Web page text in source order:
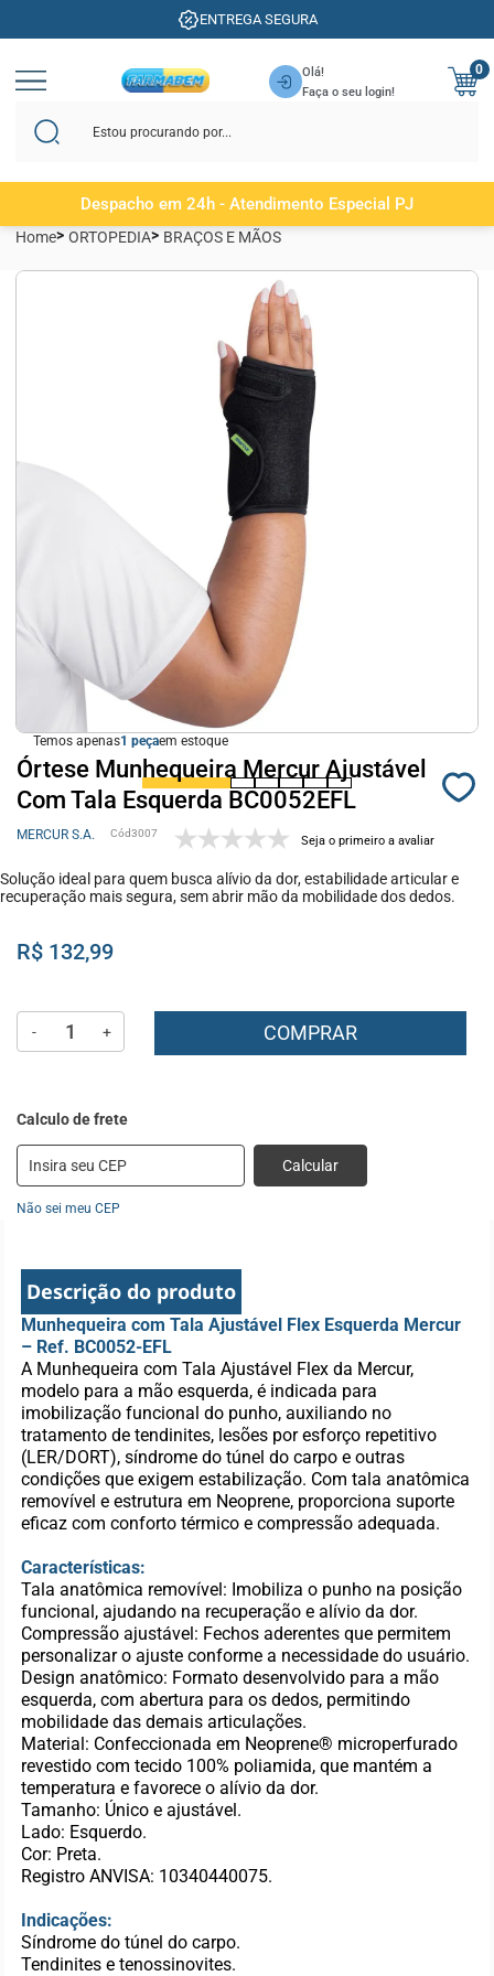
ENTREGA SEGURA
Olá!
Faça o seu login!
0
Despacho em 24h - Atendimento Especial PJ
Home ORTOPEDIA BRAÇOS E MÃOS
Temos apenas1 em estoque
Órtese Munhequeira Mercur Ajustável
Com Tala Esquerda BC0052EFL
MERCUR S.A. 3007 Seja o primeiro a avaliar
Solução ideal para quem busca alívio da dor, estabilidade articular e
recuperação mais segura, sem abrir mão da mobilidade dos dedos.
R$ 132,99
- + COMPRAR
Calcular
Não sei meu CEP
Descrição do produto
Munhequeira com Tala Ajustável Flex Esquerda Mercur
– Ref. BC0052-EFL
A Munhequeira com Tala Ajustável Flex da Mercur,
modelo para a mão esquerda, é indicada para
imobilização funcional do punho, auxiliando no
tratamento de tendinites, lesões por esforço repetitivo
(LER/DORT), síndrome do túnel do carpo e outras
condições que exigem estabilização. Com tala anatômica
removível e estrutura em Neoprene, proporciona suporte
eficaz com conforto térmico e compressão adequada.
Características:
Tala anatômica removível: Imobiliza o punho na posição
funcional, ajudando na recuperação e alívio da dor.
Compressão ajustável: Fechos aderentes que permitem
personalizar o ajuste conforme a necessidade do usuário.
Design anatômico: Formato desenvolvido para a mão
esquerda, com abertura para os dedos, permitindo
mobilidade das demais articulações.
Material: Confeccionada em Neoprene® microperfurado
revestido com tecido 100% poliamida, que mantém a
temperatura e favorece o alívio da dor.
Tamanho: Único e ajustável.
Lado: Esquerdo.
Cor: Preta.
Registro ANVISA: 10340440075.
Indicações:
Síndrome do túnel do carpo.
Tendinites e tenossinovites.